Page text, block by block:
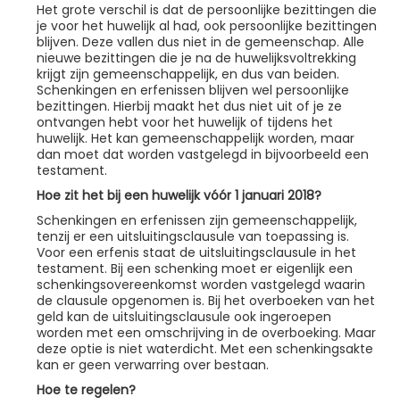
Het grote verschil is dat de persoonlijke bezittingen die
je voor het huwelijk al had, ook persoonlijke bezittingen
blijven. Deze vallen dus niet in de gemeenschap. Alle
nieuwe bezittingen die je na de huwelijksvoltrekking
krijgt zijn gemeenschappelijk, en dus van beiden.
Schenkingen en erfenissen blijven wel persoonlijke
bezittingen. Hierbij maakt het dus niet uit of je ze
ontvangen hebt voor het huwelijk of tijdens het
huwelijk. Het kan gemeenschappelijk worden, maar
dan moet dat worden vastgelegd in bijvoorbeeld een
testament.
Hoe zit het bij een huwelijk vóór 1 januari 2018?
Schenkingen en erfenissen zijn gemeenschappelijk,
tenzij er een uitsluitingsclausule van toepassing is.
Voor een erfenis staat de uitsluitingsclausule in het
testament. Bij een schenking moet er eigenlijk een
schenkingsovereenkomst worden vastgelegd waarin
de clausule opgenomen is. Bij het overboeken van het
geld kan de uitsluitingsclausule ook ingeroepen
worden met een omschrijving in de overboeking. Maar
deze optie is niet waterdicht. Met een schenkingsakte
kan er geen verwarring over bestaan.
Hoe te regelen?